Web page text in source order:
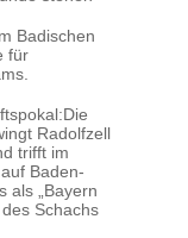
Badischen
für
Radolfzell
trifft im
Baden-
als „Bayern
Schachs